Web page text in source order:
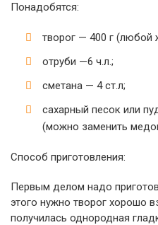
Понадобятся:
творог — 400 г (любой
отруби —6 ч.л.;
сметана — 4 ст.л;
сахарный песок или
(можно заменить
Способ приготовления:
Первым делом надо
этого нужно творог хорошо
получилась однородная